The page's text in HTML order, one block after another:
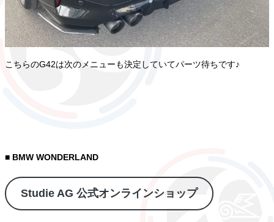
こちらのG42は次のメニューも決定していてパーツ待ちです♪
■ BMW WONDERLAND
Studie AG 公式オンラインショップ